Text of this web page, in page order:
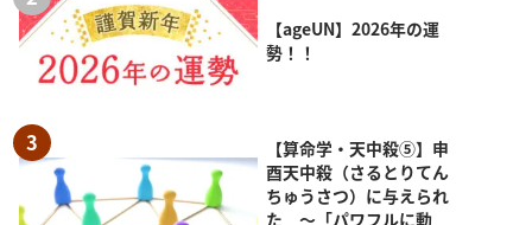
【ageUN】2026年の運
勢！！
【算命学・天中殺⑤】申
酉天中殺（さるとりてん
ちゅうさつ）に与えられ
た ～「パワフルに動